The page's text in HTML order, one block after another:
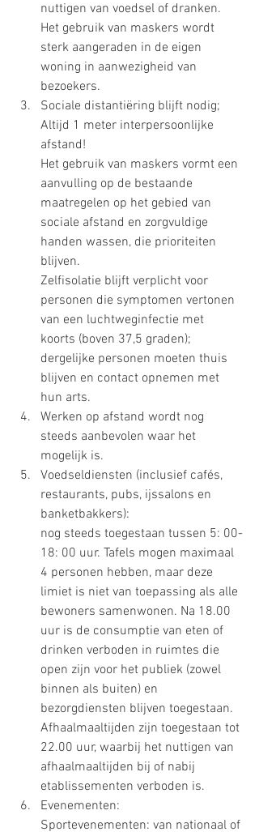
nuttigen van voedsel of dranken.
Het gebruik van maskers wordt
sterk aangeraden in de eigen
woning in aanwezigheid van
bezoekers.
Sociale distantiëring blijft nodig;
Altijd 1 meter interpersoonlijke
afstand!
Het gebruik van maskers vormt een
aanvulling op de bestaande
maatregelen op het gebied van
sociale afstand en zorgvuldige
handen wassen, die prioriteiten
blijven.
Zelfisolatie blijft verplicht voor
personen die symptomen vertonen
van een luchtweginfectie met
koorts (boven 37,5 graden);
dergelijke personen moeten thuis
blijven en contact opnemen met
hun arts.
Werken op afstand wordt nog
steeds aanbevolen waar het
mogelijk is.
Voedseldiensten (inclusief cafés,
restaurants, pubs, ijssalons en
banketbakkers):
nog steeds toegestaan ​​tussen 5: 00-
18: 00 uur. Tafels mogen maximaal
4 personen hebben, maar deze
limiet is niet van toepassing als alle
bewoners samenwonen. Na 18.00
uur is de consumptie van eten of
drinken verboden in ruimtes die
open zijn voor het publiek (zowel
binnen als buiten) en
bezorgdiensten blijven toegestaan.
Afhaalmaaltijden zijn toegestaan ​​tot
22.00 uur, waarbij het nuttigen van
afhaalmaaltijden bij of nabij
etablissementen verboden is.
Evenementen:
Sportevenementen: van nationaal of